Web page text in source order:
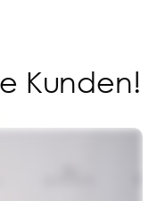
Kunden!